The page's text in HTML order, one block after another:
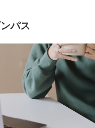
パス